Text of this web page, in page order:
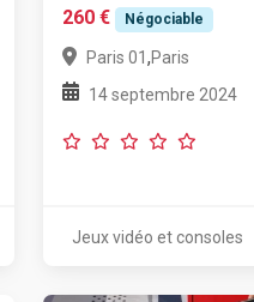
260 €
Négociable
Paris 01 ,Paris
14 septembre 2024
Jeux vidéo et consoles